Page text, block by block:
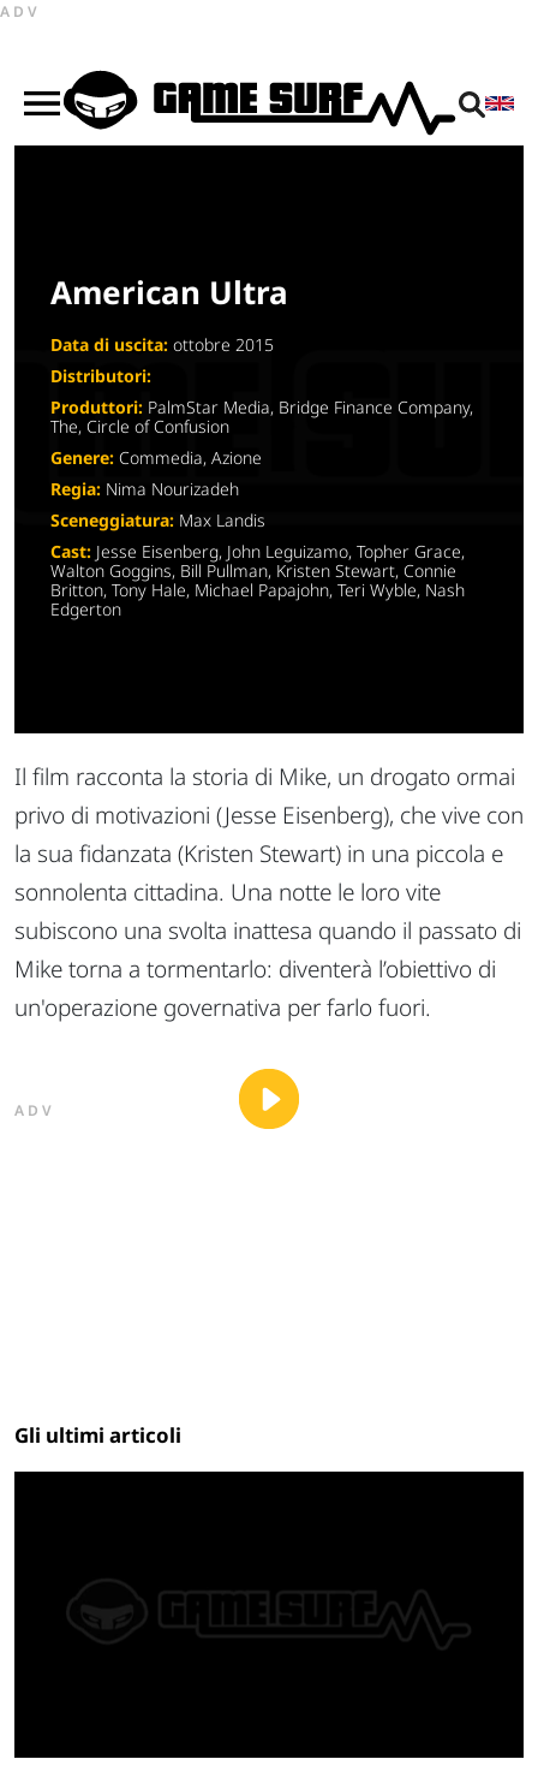
ADV
American Ultra
Data di uscita: ottobre 2015
Distributori:
Produttori: PalmStar Media, Bridge Finance Company,
The, Circle of Confusion
Genere: Commedia, Azione
Regia: Nima Nourizadeh
Sceneggiatura: Max Landis
Cast: Jesse Eisenberg, John Leguizamo, Topher Grace,
Walton Goggins, Bill Pullman, Kristen Stewart, Connie
Britton, Tony Hale, Michael Papajohn, Teri Wyble, Nash
Edgerton
Il film racconta la storia di Mike, un drogato ormai
privo di motivazioni (Jesse Eisenberg), che vive con
la sua fidanzata (Kristen Stewart) in una piccola e
sonnolenta cittadina. Una notte le loro vite
subiscono una svolta inattesa quando il passato di
Mike torna a tormentarlo: diventerà l’obiettivo di
un'operazione governativa per farlo fuori.
ADV
Gli ultimi articoli